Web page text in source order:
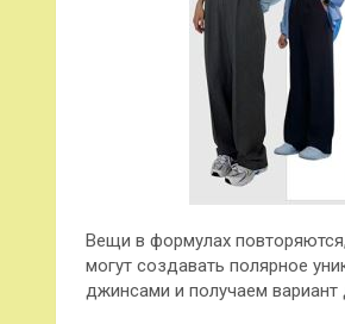
Вещи в формулах
могут создавать полярное
джинсами и получаем вариант